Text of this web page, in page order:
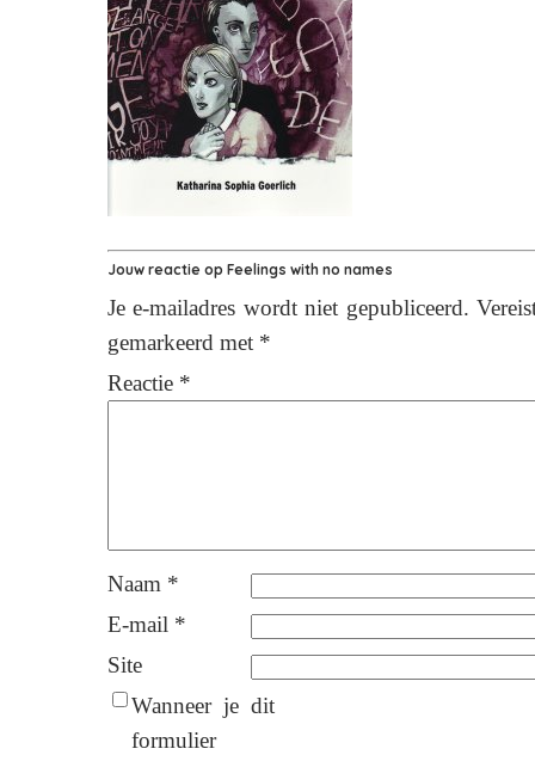
Jouw reactie op Feelings with no names
Je e-mailadres wordt niet gepubliceerd.
gemarkeerd met *
Reactie *
Naam *
E-mail *
Site
Wanneer je dit
formulier